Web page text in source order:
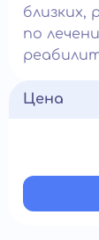
близких,
по
Цена